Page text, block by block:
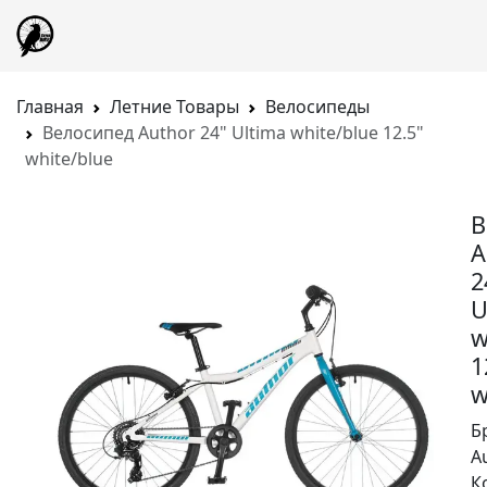
Главная Летние Товары
Велосипеды
Велосипед Author 24" Ultima white/blue 12.5"
white/blue